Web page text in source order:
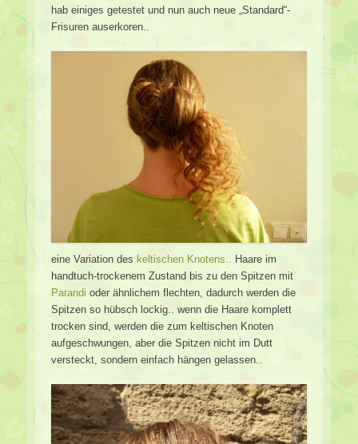
hab einiges getestet und nun auch neue „Standard“-
Frisuren auserkoren..
eine Variation des keltischen Knotens.. Haare im
handtuch-trockenem Zustand bis zu den Spitzen mit
Parandi oder ähnlichem flechten, dadurch werden die
Spitzen so hübsch lockig.. wenn die Haare komplett
trocken sind, werden die zum keltischen Knoten
aufgeschwungen, aber die Spitzen nicht im Dutt
versteckt, sondern einfach hängen gelassen..